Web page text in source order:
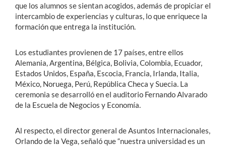
que los alumnos se sientan acogidos, además de propiciar el
intercambio de experiencias y culturas, lo que enriquece la
formación que entrega la institución.
Los estudiantes provienen de 17 países, entre ellos
Alemania, Argentina, Bélgica, Bolivia, Colombia, Ecuador,
Estados Unidos, España, Escocia, Francia, Irlanda, Italia,
México, Noruega, Perú, República Checa y Suecia. La
ceremonia se desarrolló en el auditorio Fernando Alvarado
de la Escuela de Negocios y Economía.
Al respecto, el director general de Asuntos Internacionales,
Orlando de la Vega, señaló que “nuestra universidad es un